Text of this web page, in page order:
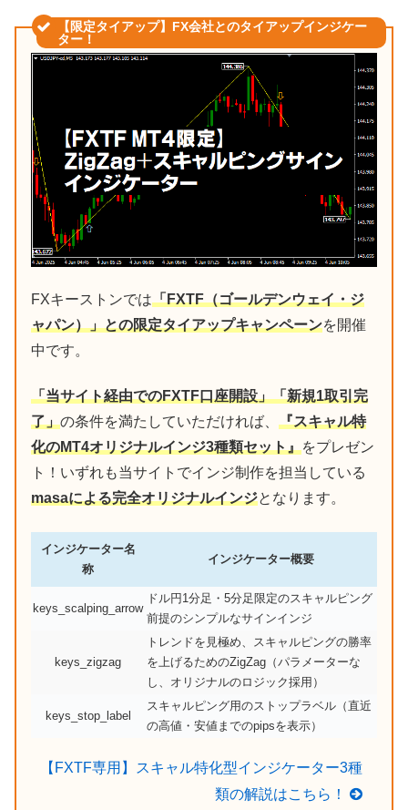
【限定タイアップ】FX会社とのタイアップインジケー
ター！
FXキーストンでは「FXTF（ゴールデンウェイ・ジ
ャパン）」との限定タイアップキャンペーンを開催
中です。
「当サイト経由でのFXTF口座開設」「新規1取引完
了」の条件を満たしていただければ、 『スキャル特
化のMT4オリジナルインジ3種類セット』をプレゼン
ト！いずれも当サイトでインジ制作を担当している
masaによる完全オリジナルインジとなります。
インジケーター名
称
インジケーター概要
keys_scalping_arrow
ドル円1分足・5分足限定のスキャルピング
前提のシンプルなサインインジ
keys_zigzag
トレンドを見極め、スキャルピングの勝率
を上げるためのZigZag（パラメーターな
し、オリジナルのロジック採用）
keys_stop_label
スキャルピング用のストップラベル（直近
の高値・安値までのpipsを表示）
【FXTF専用】スキャル特化型インジケーター3種
類の解説はこちら！